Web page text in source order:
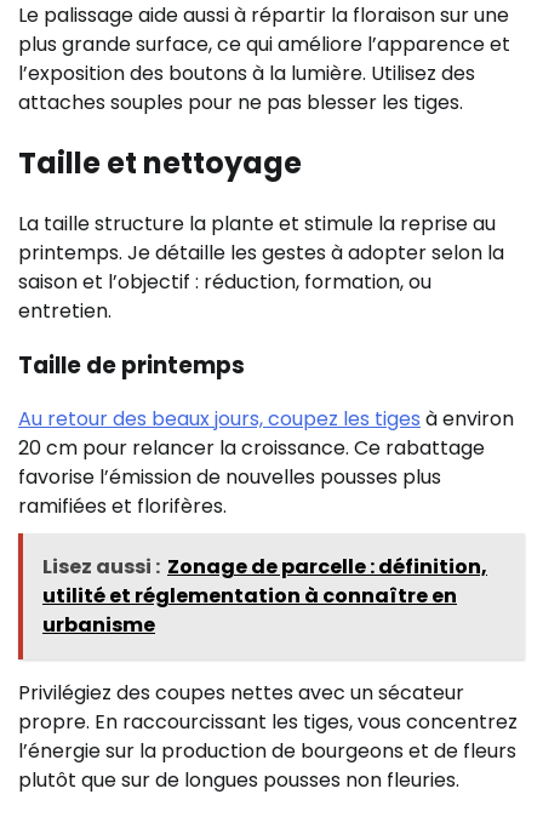
Le palissage aide aussi à répartir la floraison sur une
plus grande surface, ce qui améliore l’apparence et
l’exposition des boutons à la lumière. Utilisez des
attaches souples pour ne pas blesser les tiges.
Taille et nettoyage
La taille structure la plante et stimule la reprise au
printemps. Je détaille les gestes à adopter selon la
saison et l’objectif : réduction, formation, ou
entretien.
Taille de printemps
Au retour des beaux jours, coupez les tiges à environ
20 cm pour relancer la croissance. Ce rabattage
favorise l’émission de nouvelles pousses plus
ramifiées et florifères.
Lisez aussi : Zonage de parcelle : définition,
utilité et réglementation à connaître en
urbanisme
Privilégiez des coupes nettes avec un sécateur
propre. En raccourcissant les tiges, vous concentrez
l’énergie sur la production de bourgeons et de fleurs
plutôt que sur de longues pousses non fleuries.